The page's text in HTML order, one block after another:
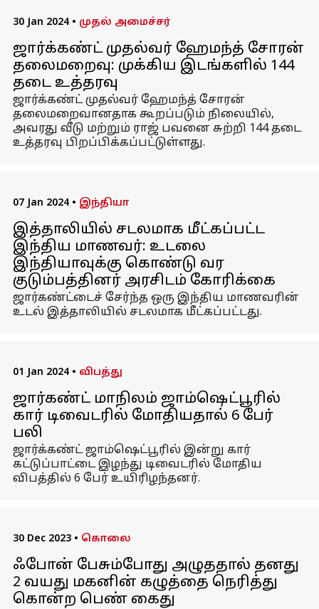
30 Jan 2024 • முதல் அமைச்சர்
ஜார்க்கண்ட் முதல்வர் ஹேமந்த் சோரன்
தலைமறைவு: முக்கிய இடங்களில் 144
தடை உத்தரவு
ஜார்க்கண்ட் முதல்வர் ஹேமந்த் சோரன்
தலைமறைவானதாக கூறப்படும் நிலையில்,
அவரது வீடு மற்றும் ராஜ் பவனை சுற்றி 144 தடை
உத்தரவு பிறப்பிக்கப்பட்டுள்ளது.
07 Jan 2024 • இந்தியா
இத்தாலியில் சடலமாக மீட்கப்பட்ட
இந்திய மாணவர்: உடலை
இந்தியாவுக்கு கொண்டு வர
குடும்பத்தினர் அரசிடம் கோரிக்கை
ஜார்கண்ட்டைச் சேர்ந்த ஒரு இந்திய மாணவரின்
உடல் இத்தாலியில் சடலமாக மீட்கப்பட்டது.
01 Jan 2024 • விபத்து
ஜார்கண்ட் மாநிலம் ஜாம்ஷெட்பூரில்
கார் டிவைடரில் மோதியதால் 6 பேர்
பலி
ஜார்க்கண்ட் ஜாம்ஷெட்பூரில் இன்று கார்
கட்டுப்பாட்டை இழந்து டிவைடரில் மோதிய
விபத்தில் 6 பேர் உயிரிழந்தனர்.
30 Dec 2023 • கொலை
ஃபோன் பேசும்போது அழுததால் தனது
2 வயது மகனின் கழுத்தை நெரித்து
கொன்ற பெண் கைது